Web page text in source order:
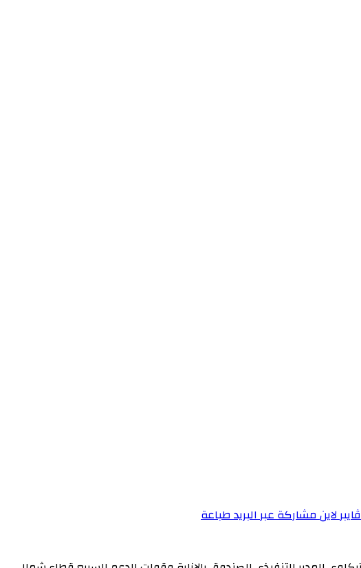
ڤايبرلاينمشاركة عبر البريدطباعة